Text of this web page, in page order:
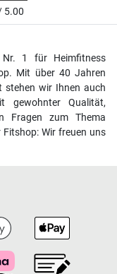
1 für Heimfitness
Mit über 40 Jahren
stehen wir Ihnen auch
gewohnter Qualität,
Fragen zum Thema
Fitshop: Wir freuen uns